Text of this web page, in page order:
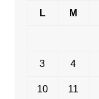
L M
3 4
10 11